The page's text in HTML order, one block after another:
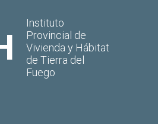
Instituto
Provincial de
Vivienda y Hábitat
de Tierra del
Fuego